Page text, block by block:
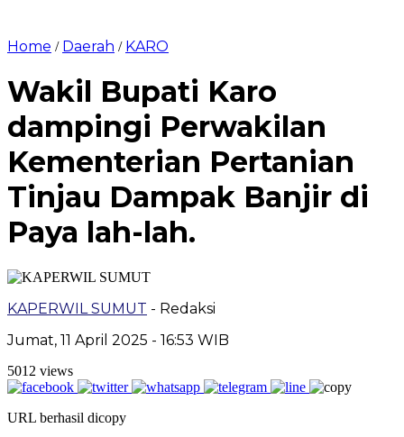
Home / Daerah / KARO
Wakil Bupati Karo
dampingi Perwakilan
Kementerian Pertanian
Tinjau Dampak Banjir di
Paya lah-lah.
KAPERWIL SUMUT - Redaksi
Jumat, 11 April 2025 - 16:53 WIB
5012 views
URL berhasil dicopy